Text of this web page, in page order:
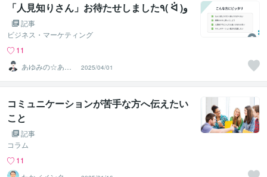
「人見知りさん」お待たせしました٩( ᐛ )و
記事
ビジネス・マーケティング
11
あゆみの☆あな
たを応援・肯定
し隊
2025/04/01
コミュニケーションが苦手な方へ伝えたい
こと
記事
コラム
11